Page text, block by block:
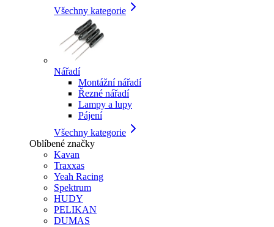
Všechny kategorie
Nářadí
Montážní nářadí
Řezné nářadí
Lampy a lupy
Pájení
Všechny kategorie
Oblíbené značky
Kavan
Traxxas
Yeah Racing
Spektrum
HUDY
PELIKAN
DUMAS